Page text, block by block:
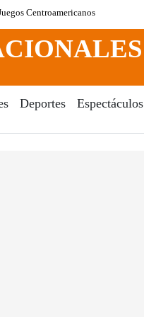
Centroamericanos
Deportes Espectáculos